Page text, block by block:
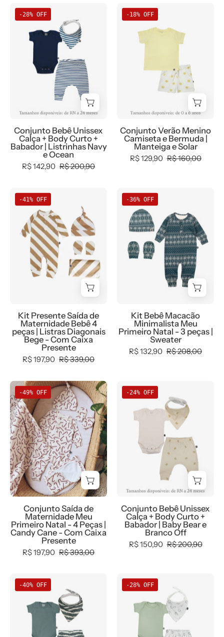
com
elastano,
pêssego
pastel
salmão
claro,
oversized
estação
-
MiniMalista
Baby
Bebê
Unissex
Listrinhas
Navy
e
Ocean
-
(Ocean
azul
ocean)
+
(Listrinhas
Navy)
+
Babador
Bandana
Coleção
100%
algodão
fio
egípcio
MiniMalista
Baby
-28% OFF
Conjunto Bebê Unissex
Calça + Body Curto +
Babador | Listrinhas Navy
e Ocean
R$ 142,90 R$ 200,90
Menino
Camiseta
Bermuda
|
Manteiga
-18% OFF
Conjunto Verão Menino
Camiseta e Bermuda |
Manteiga e Solar
R$ 129,90 R$ 160,00
Presente
Saída
de
Maternidade
Bebê
Diagonais
Bege
-
Com
Presente
-41% OFF
Kit Presente Saída de
Maternidade Bebê 4
peças | Listras Diagonais
Bege - Com Caixa
Presente
R$ 197,90 R$ 339,00
Macacão
Minimalista
Meu
Primeiro
Natal
-
|
Sweater
-36% OFF
Kit Bebê Macacão
Minimalista Meu
Primeiro Natal - 3 peças |
Sweater
R$ 132,90 R$ 208,00
Conjunto
Saída
de
Maternidade
Meu
Primeiro
Natal
|
Candy
Cane
-49% OFF
Conjunto Saída de
Maternidade Meu
Primeiro Natal - 4 Peças |
Candy Cane - Com Caixa
Presente
R$ 197,90 R$ 393,00
Bebê
Unissex
Baby
Bear
Branco
Off
Manga
Curta
(Branco
Off
Calça
Harém
(Baby
-24% OFF
Conjunto Bebê Unissex
Calça + Body Curto +
Babador | Baby Bear e
Branco Off
R$ 150,90 R$ 200,90
Bebê
Unissex
Tie
Dye
-40% OFF
Bebê
Unissex
Lucky
e
-28% OFF